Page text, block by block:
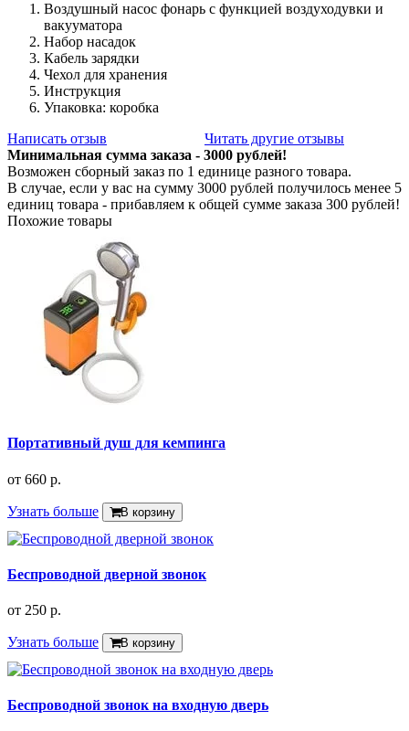
Воздушный насос фонарь с функцией воздуходувки и
вакууматора
Набор насадок
Кабель зарядки
Чехол для хранения
Инструкция
Упаковка: коробка
Написать отзыв
Читать другие отзывы
Минимальная сумма заказа - 3000 рублей!
Возможен сборный заказ по 1 единице разного товара.
В случае, если у вас на сумму 3000 рублей получилось менее 5
единиц товара - прибавляем к общей сумме заказа 300 рублей!
Похожие товары
Портативный душ для кемпинга
от 660 р.
Узнать больше В корзину
Беспроводной дверной звонок
от 250 р.
Узнать больше В корзину
Беспроводной звонок на входную дверь